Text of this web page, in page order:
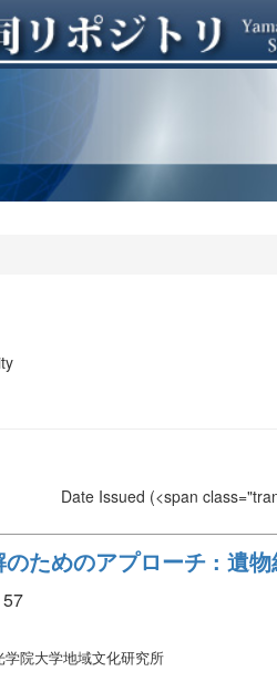
Date Issued (<span
ためのアプローチ : 遺
学院大学地域文化研究所